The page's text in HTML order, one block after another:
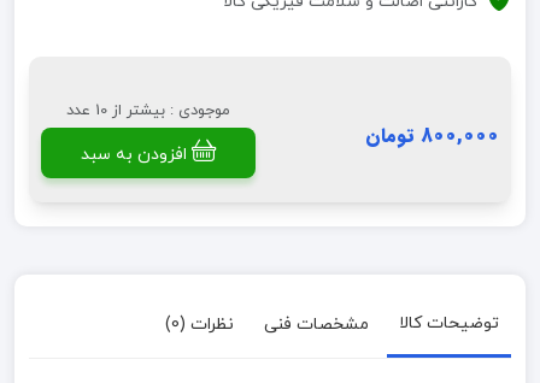
800,000 تومان
موجودی : بیشتر از 10 عدد
افزودن به سبد
توضیحات کالا مشخصات فنی نظرات (0)